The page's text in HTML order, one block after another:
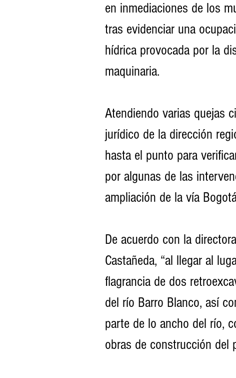
en inmediaciones de los
tras evidenciar una
hídrica provocada por la
maquinaria.
Atendiendo varias quejas
jurídico de la dirección
hasta el punto para
por algunas de las
ampliación de la vía
De acuerdo con la
Castañeda, “al llegar al
flagrancia de dos
del río Barro Blanco, así
parte de lo ancho del río,
obras de construcción del